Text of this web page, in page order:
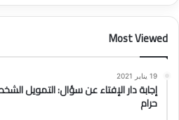
Most Viewed
19 يناير 2021
إجابة دار الإفتاء عن سؤال: التمويل
حرام